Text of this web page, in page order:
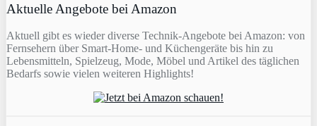
Aktuelle Angebote bei Amazon
Aktuell gibt es wieder diverse Technik-Angebote bei Amazon: von
Fernsehern über Smart-Home- und Küchengeräte bis hin zu
Lebensmitteln, Spielzeug, Mode, Möbel und Artikel des täglichen
Bedarfs sowie vielen weiteren Highlights!